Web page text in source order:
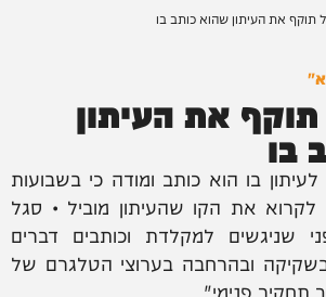
תוקף את העיתון שהוא כותב בו
את העיתון
בו
בו הוא כותב ומודה כי בשבועות
את הקו שהעיתון מוביל • סגל
שניגשים למקלדת וכותבים דברים
ובהרחבה בערוצי הטלגרם של
תחקיר פנימי"